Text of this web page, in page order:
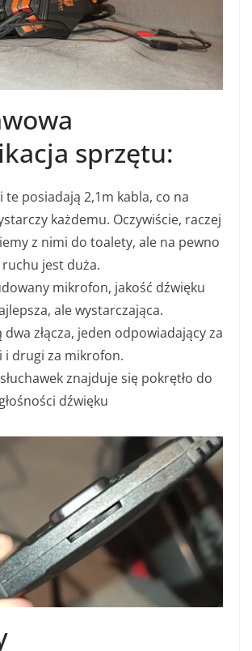
sprzętu:
te posiadają 2,1m kabla, co na
każdemu. Oczywiście, raczej
z nimi do toalety, ale na pewno
jest duża.
mikrofon, jakość dźwięku
ale wystarczająca.
dwa złącza, jeden odpowiadający za
i drugi za mikrofon.
znajduje się pokrętło do
dźwięku